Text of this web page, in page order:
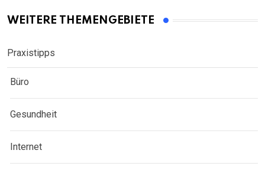
WEITERE THEMENGEBIETE
Praxistipps
Büro
Gesundheit
Internet